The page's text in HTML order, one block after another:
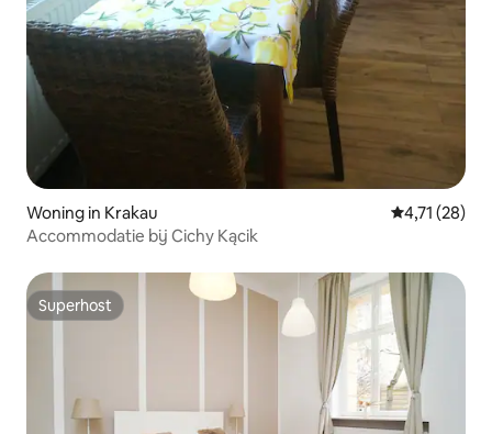
Woning in Krakau Gemiddelde
4,71 (28)
Accommodatie bij Cichy Kącik
Superhost
Superhost